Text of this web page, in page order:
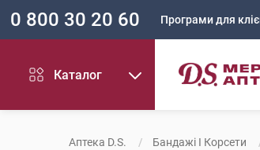
0 800 30 20 60 Програми для
Каталог
Аптека D.S. Бандажі І Корсети